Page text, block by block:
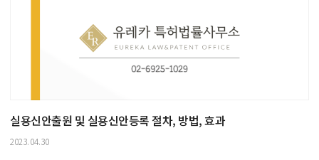
실용신안출원 및 실용신안등록 절차, 방법, 효과
2023.04.30